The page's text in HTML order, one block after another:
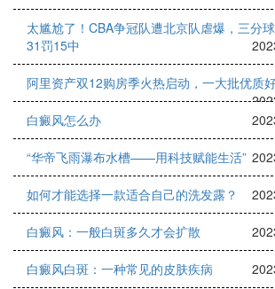
太尴尬了！CBA争冠队遭北京队虐爆，三分
31罚15中
阿里资产双12购房季火热启动，一大批优质
白癜风怎么办
“华帝飞雨瀑布水槽——用科技赋能生活”
如何才能选择一款适合自己的洗发露？
白癜风：一般白斑多久才会扩散
白癜风白斑：一种常见的皮肤疾病